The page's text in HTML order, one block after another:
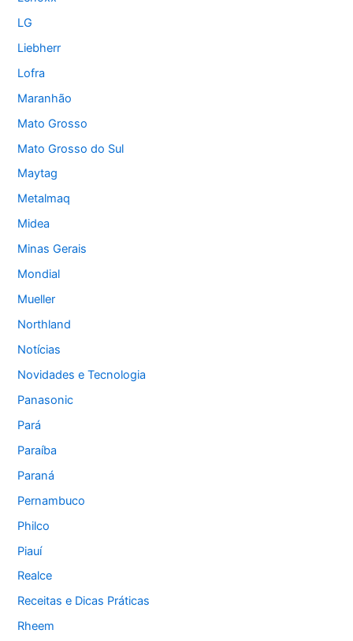
LG
Liebherr
Lofra
Maranhão
Mato Grosso
Mato Grosso do Sul
Maytag
Metalmaq
Midea
Minas Gerais
Mondial
Mueller
Northland
Notícias
Novidades e Tecnologia
Panasonic
Pará
Paraíba
Paraná
Pernambuco
Philco
Piauí
Realce
Receitas e Dicas Práticas
Rheem